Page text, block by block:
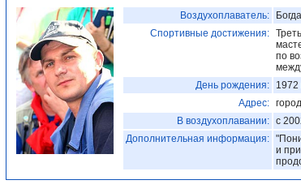
Воздухоплаватель:
Спортивные достижения:
по
День рождения:
1972
Адрес:
В воздухоплавании: с
Дополнительная информация:
и